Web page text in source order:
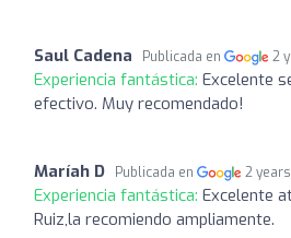
Saul Cadena Publicada en 2
Experiencia fantástica: Excelente
efectivo. Muy recomendado!
Maríah D Publicada en 2
Experiencia fantástica: Excelente
Ruiz,la recomiendo ampliamente.